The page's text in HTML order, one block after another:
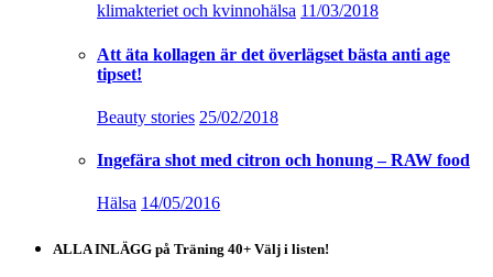
klimakteriet och kvinnohälsa 11/03/2018
Att äta kollagen är det överlägset bästa anti age
tipset!
Beauty stories 25/02/2018
Ingefära shot med citron och honung – RAW food
Hälsa 14/05/2016
ALLA INLÄGG på Träning 40+ Välj i listen!